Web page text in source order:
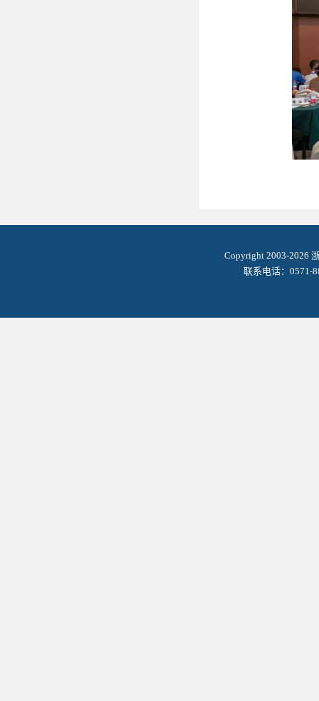
Copyright 2003-2026
联系电话：